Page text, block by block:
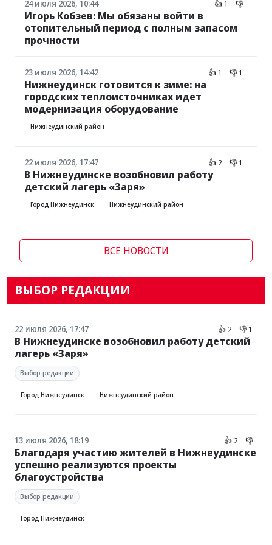
ВЫБОР РЕДАКЦИИ
22 июля 2026, 17:47 👍 2 👎 1
В Нижнеудинске возобновил работу детский
лагерь «Заря»
Выбор редакции
Город Нижнеудинск Нижнеудинский район
13 июля 2026, 18:19 👍 2 👎
Благодаря участию жителей в Нижнеудинске
успешно реализуются проекты
благоустройства
Выбор редакции
Город Нижнеудинск
24 июля 2026, 10:44 👍 1 👎
Игорь Кобзев: Мы обязаны войти в
отопительный период с полным запасом
прочности
23 июля 2026, 14:42 👍 1 👎 1
Нижнеудинск готовится к зиме: на
городских теплоисточниках идет
модернизация оборудование
Нижнеудинский район
22 июля 2026, 17:47 👍 2 👎 1
В Нижнеудинске возобновил работу
детский лагерь «Заря»
Город Нижнеудинск Нижнеудинский район
ВСЕ НОВОСТИ